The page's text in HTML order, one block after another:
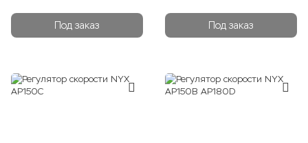
Под заказ Под заказ